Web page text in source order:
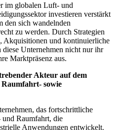
im globalen Luft- und
investieren verstärkt
den sich wandelnden
zu werden. Durch Strategien
Akquisitionen und kontinuierliche
Unternehmen nicht nur ihr
Marktpräsenz aus.
Akteur auf dem
sowie
das fortschrittliche
Raumfahrt, die
Anwendungen entwickelt.